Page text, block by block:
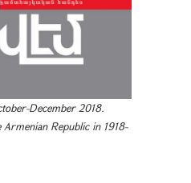
December 2018.
Republic in 1918-